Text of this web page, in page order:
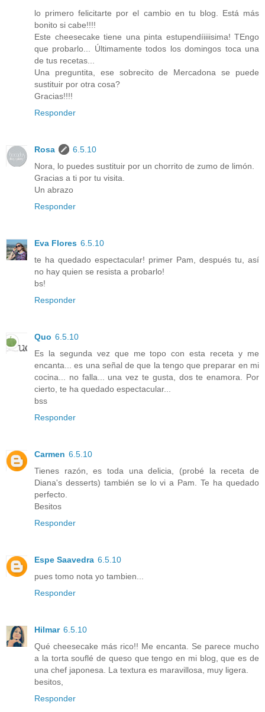
lo primero felicitarte por el cambio en tu blog. Está más
bonito si cabe!!!!
Este cheesecake tiene una pinta estupendíiiiisima! TEngo
que probarlo... Últimamente todos los domingos toca una
de tus recetas...
Una preguntita, ese sobrecito de Mercadona se puede
sustituir por otra cosa?
Gracias!!!!
Responder
Rosa
6.5.10
Nora, lo puedes sustituir por un chorrito de zumo de limón.
Gracias a ti por tu visita.
Un abrazo
Responder
Eva Flores 6.5.10
te ha quedado espectacular! primer Pam, después tu, así
no hay quien se resista a probarlo!
bs!
Responder
Quo 6.5.10
Es la segunda vez que me topo con esta receta y me
encanta... es una señal de que la tengo que preparar en mi
cocina... no falla... una vez te gusta, dos te enamora. Por
cierto, te ha quedado espectacular...
bss
Responder
Carmen 6.5.10
Tienes razón, es toda una delicia, (probé la receta de
Diana's desserts) también se lo vi a Pam. Te ha quedado
perfecto.
Besitos
Responder
Espe Saavedra 6.5.10
pues tomo nota yo tambien...
Responder
Hilmar 6.5.10
Qué cheesecake más rico!! Me encanta. Se parece mucho
a la torta souflé de queso que tengo en mi blog, que es de
una chef japonesa. La textura es maravillosa, muy ligera.
besitos,
Responder